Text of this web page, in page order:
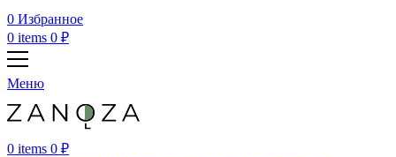
0 Избранное
0 items 0 ₽
Меню
0 items 0 ₽